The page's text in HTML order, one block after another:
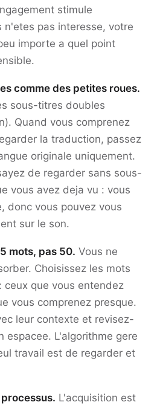
stimule
n'etes pas interesse, votre
importe a quel point
comme des petites roues.
sous-titres doubles
Quand vous comprenez
la traduction, passez
originale uniquement.
de regarder sans sous-
vous avez deja vu : vous
donc vous pouvez vous
sur le son.
mots, pas 50. Vous ne
Choisissez les mots
ceux que vous entendez
vous comprenez presque.
leur contexte et revisez-
espacee. L'algorithme gere
travail est de regarder et
L'acquisition est